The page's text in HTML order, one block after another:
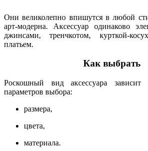
Они великолепно впишутся в любой
арт-модерна. Аксессуар одинаково
джинсами, тренчкотом, курткой-
платьем.
Как выбрать
Роскошный вид аксессуара
параметров выбора:
размера,
цвета,
материала.